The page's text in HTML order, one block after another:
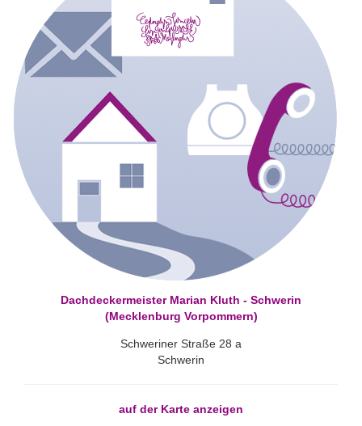
Dachdeckermeister Marian Kluth - Schwerin
(Mecklenburg Vorpommern)
Schweriner Straße 28 a
Schwerin
auf der Karte anzeigen